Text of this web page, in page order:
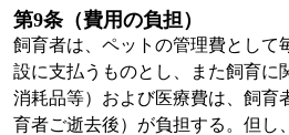
第9条（費用の負担）
飼育者は、ペットの管理費として
設に支払うものとし、また飼育に
消耗品等）および医療費は、飼育
育者ご逝去後）が負担する。但し